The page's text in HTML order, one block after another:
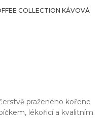
COLLECTION KÁVOVÁ
praženého kořene
lékořicí a kvalitním